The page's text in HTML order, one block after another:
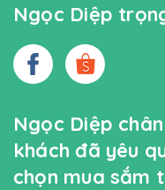
Ngọc Diệp
Ngọc Diệp
khách đã yêu
chọn mua sắm